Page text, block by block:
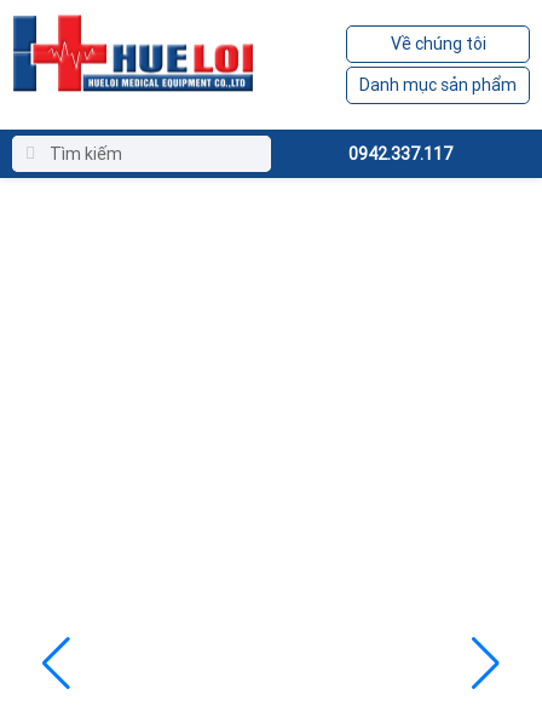
Về chúng tôi
Danh mục sản phẩm
0942.337.117